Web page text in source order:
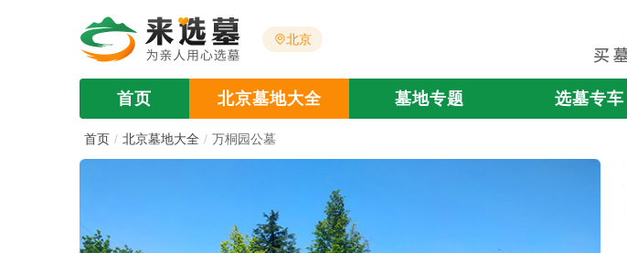
北京
首页 北京墓地大全 墓地专题 选墓专车
首页 北京墓地大全 万桐园公墓